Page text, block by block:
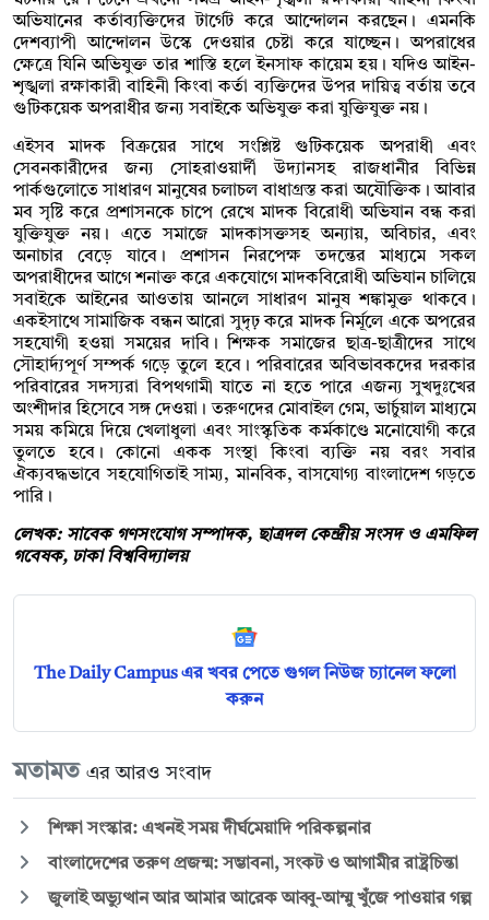
অভিযানের কর্তাব্যক্তিদের টার্গেট করে আন্দোলন করছেন। এমনকি
দেশব্যাপী আন্দোলন উস্কে দেওয়ার চেষ্টা করে যাচ্ছেন। অপরাধের
ক্ষেত্রে যিনি অভিযুক্ত তার শাস্তি হলে ইনসাফ কায়েম হয়। যদিও আইন-
শৃঙ্খলা রক্ষাকারী বাহিনী কিংবা কর্তা ব্যক্তিদের উপর দায়িত্ব বর্তায় তবে
গুটিকয়েক অপরাধীর জন্য সবাইকে অভিযুক্ত করা যুক্তিযুক্ত নয়।
এইসব মাদক বিক্রয়ের সাথে সংশ্লিষ্ট গুটিকয়েক অপরাধী এবং
সেবনকারীদের জন্য সোহরাওয়ার্দী উদ্যানসহ রাজধানীর বিভিন্ন
পার্কগুলোতে সাধারণ মানুষের চলাচল বাধাগ্রস্ত করা অযৌক্তিক। আবার
মব সৃষ্টি করে প্রশাসনকে চাপে রেখে মাদক বিরোধী অভিযান বন্ধ করা
যুক্তিযুক্ত নয়। এতে সমাজে মাদকাসক্তসহ অন্যায়, অবিচার, এবং
অনাচার বেড়ে যাবে। প্রশাসন নিরপেক্ষ তদন্তের মাধ্যমে সকল
অপরাধীদের আগে শনাক্ত করে একযোগে মাদকবিরোধী অভিযান চালিয়ে
সবাইকে আইনের আওতায় আনলে সাধারণ মানুষ শঙ্কামুক্ত থাকবে।
একইসাথে সামাজিক বন্ধন আরো সুদৃঢ় করে মাদক নির্মূলে একে অপরের
সহযোগী হওয়া সময়ের দাবি। শিক্ষক সমাজের ছাত্র-ছাত্রীদের সাথে
সৌহার্দ্যপূর্ণ সম্পর্ক গড়ে তুলে হবে। পরিবারের অবিভাবকদের দরকার
পরিবারের সদস্যরা বিপথগামী যাতে না হতে পারে এজন্য সুখদুঃখের
অংশীদার হিসেবে সঙ্গ দেওয়া। তরুণদের মোবাইল গেম, ভার্চুয়াল মাধ্যমে
সময় কমিয়ে দিয়ে খেলাধুলা এবং সাংস্কৃতিক কর্মকাণ্ডে মনোযোগী করে
তুলতে হবে। কোনো একক সংস্থা কিংবা ব্যক্তি নয় বরং সবার
ঐক্যবদ্ধভাবে সহযোগিতাই সাম্য, মানবিক, বাসযোগ্য বাংলাদেশ গড়তে
পারি।
লেখক: সাবেক গণসংযোগ সম্পাদক, ছাত্রদল কেন্দ্রীয় সংসদ ও এমফিল
গবেষক, ঢাকা বিশ্ববিদ্যালয়
The Daily Campus এর খবর পেতে গুগল নিউজ চ্যানেল ফলো
করুন
মতামত এর আরও সংবাদ
শিক্ষা সংস্কার: এখনই সময় দীর্ঘমেয়াদি পরিকল্পনার
বাংলাদেশের তরুণ প্রজন্ম: সম্ভাবনা, সংকট ও আগামীর রাষ্ট্রচিন্তা
জুলাই অভ্যুত্থান আর আমার আরেক আব্বু-আম্মু খুঁজে পাওয়ার গল্প